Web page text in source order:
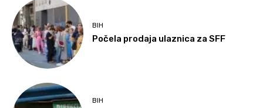
BIH
Počela prodaja ulaznica za SFF
BIH